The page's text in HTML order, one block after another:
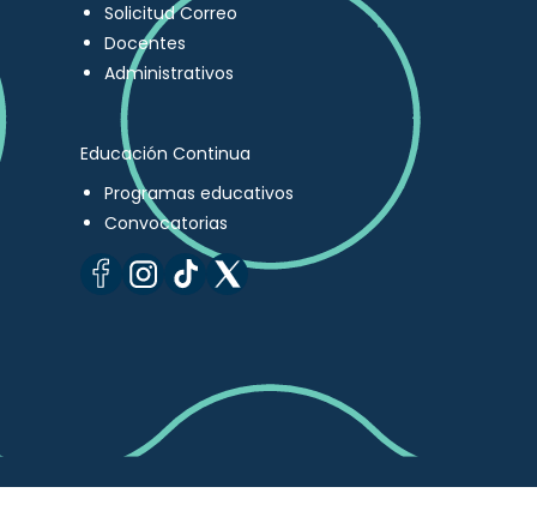
Solicitud Correo
Docentes
Administrativos
Educación Continua
Programas educativos
Convocatorias